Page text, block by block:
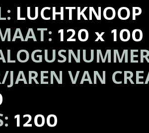
LUCHTKNOOP
120 x 100
JAREN VAN
1200